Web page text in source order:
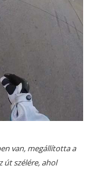
van, megállította a
út szélére, ahol